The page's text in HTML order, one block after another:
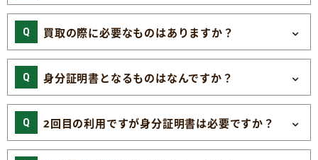
買取の際に必要なものはありますか？
身分証明書となるものはなんですか？
2回目の利用ですが身分証明書は必要ですか？